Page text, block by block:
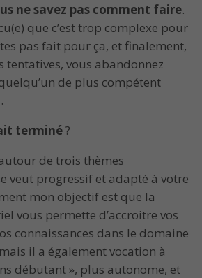
ne savez pas comment faire.
que c’est trop complexe pour
pas fait pour ça, et finalement,
tentatives, vous abandonnez
de plus compétent
terminé?
de trois thèmes
veut progressif et adapté à votre
mon objectif est que la
vous permette d’accroitre vos
connaissances dans le domaine
il a également vocation à
débutant », plus autonome, et